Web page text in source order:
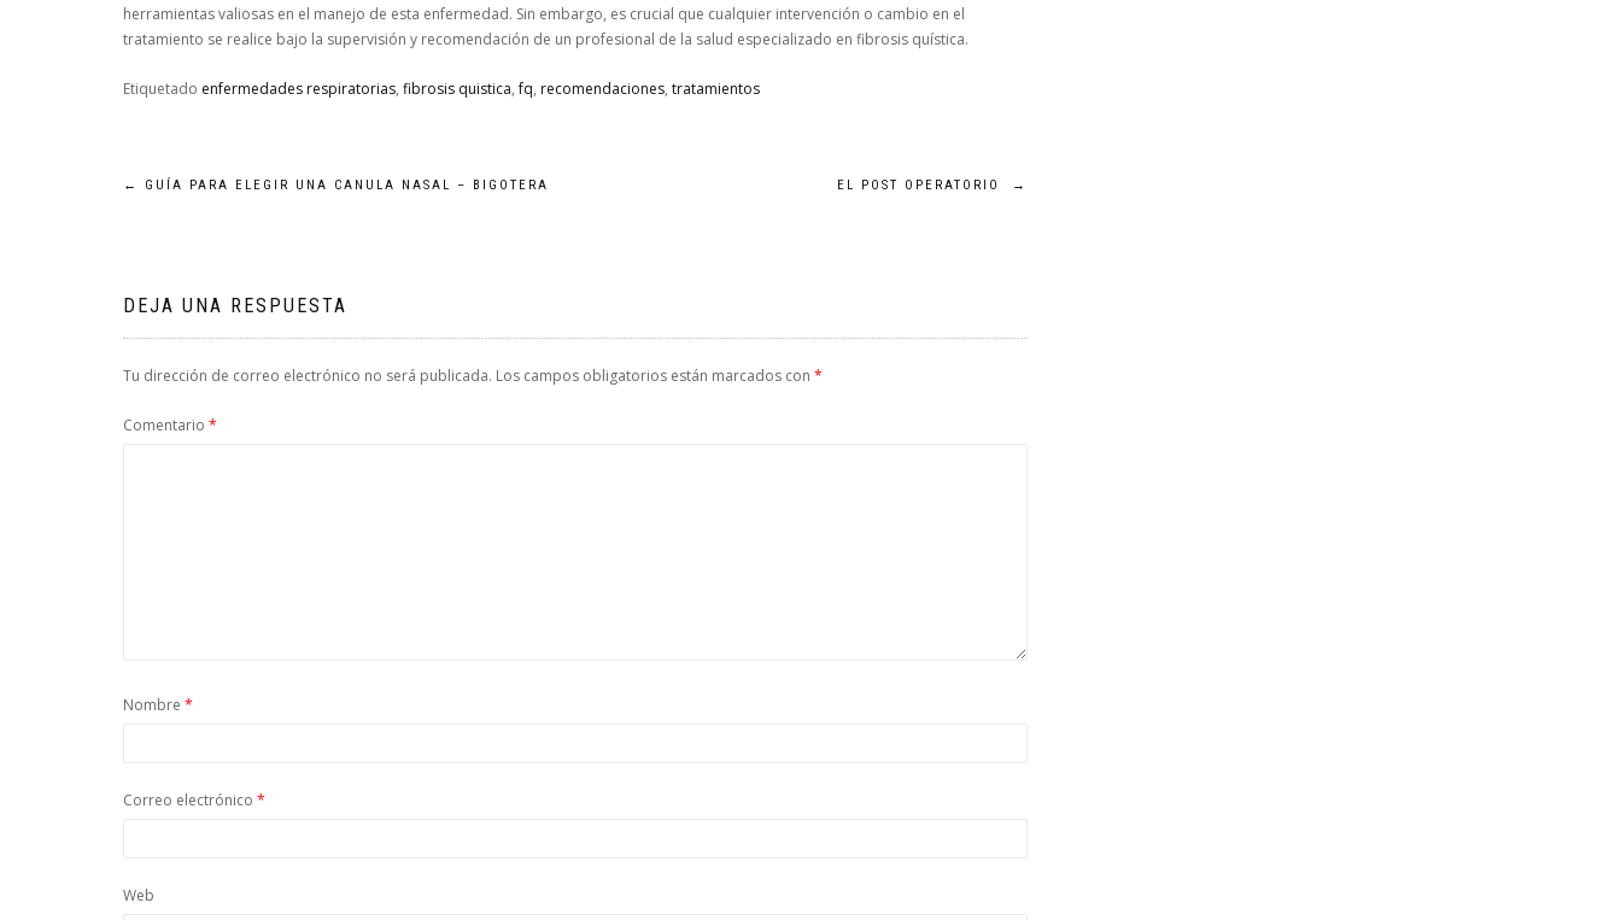
herramientas valiosas en el manejo de esta enfermedad. Sin embargo, es crucial que cualquier intervención o cambio en el
tratamiento se realice bajo la supervisión y recomendación de un profesional de la salud especializado en fibrosis quística.
Etiquetado enfermedades respiratorias, fibrosis quistica,fq, recomendaciones, tratamientos
Navegación
entradas
← GUÍA PARA ELEGIR UNA CANULA NASAL – BIGOTERA EL POST OPERATORIO →
DEJA UNA RESPUESTA
Tu dirección de correo electrónico no será publicada. Los campos obligatorios están marcados con *
Comentario *
Nombre *
Correo electrónico *
Web